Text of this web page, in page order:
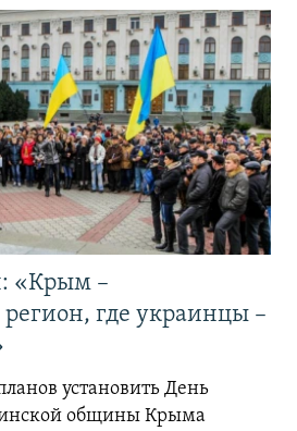
«Крым –
где украинцы –
установить День
общины Крыма